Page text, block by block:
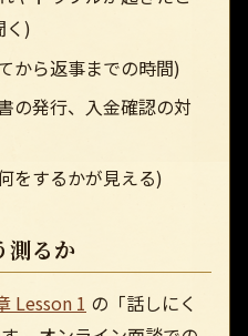
く)
から返事までの時間)
の発行、入金確認の対
をするかが見える)
測るか
Lesson 1 の「話しにく